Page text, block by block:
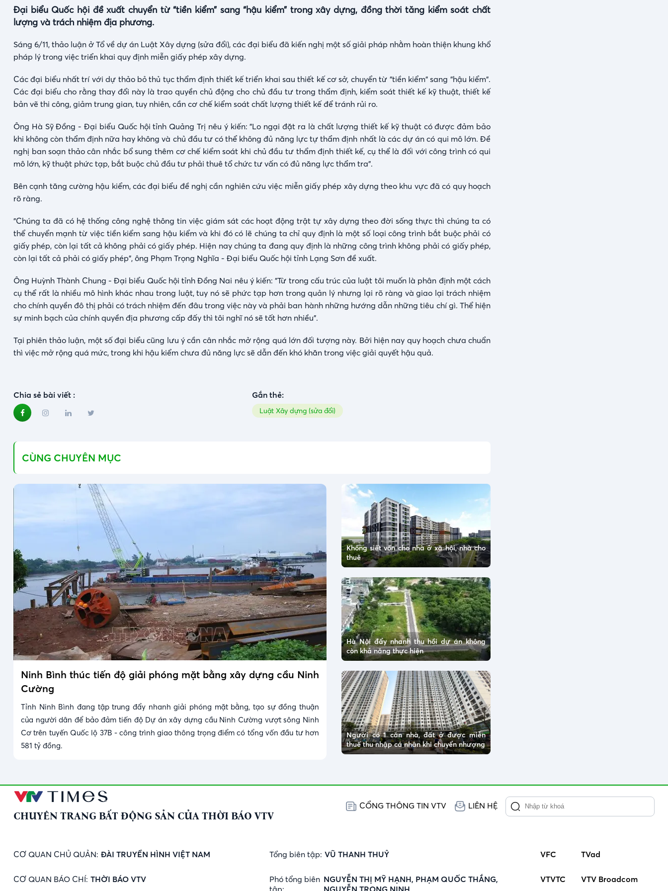
Time
Đại biểu Quốc hội đề xuất chuyển từ “tiền kiểm” sang “hậu kiểm” trong xây dựng, đồng thời tăng kiểm soát chất
lượng và trách nhiệm địa phương.
Sáng 6/11, thảo luận ở Tổ về dự án Luật Xây dựng (sửa đổi), các đại biểu đã kiến nghị một số giải pháp nhằm hoàn thiện khung khổ
pháp lý trong việc triển khai quy định miễn giấy phép xây dựng.
Các đại biểu nhất trí với dự thảo bỏ thủ tục thẩm định thiết kế triển khai sau thiết kế cơ sở, chuyển từ "tiền kiểm" sang "hậu kiểm".
Các đại biểu cho rằng thay đổi này là trao quyền chủ động cho chủ đầu tư trong thẩm định, kiểm soát thiết kế kỹ thuật, thiết kế
bản vẽ thi công, giảm trung gian, tuy nhiên, cần cơ chế kiểm soát chất lượng thiết kế để tránh rủi ro.
Ông Hà Sỹ Đồng - Đại biểu Quốc hội tỉnh Quảng Trị nêu ý kiến: "Lo ngại đặt ra là chất lượng thiết kế kỹ thuật có được đảm bảo
khi không còn thẩm định nữa hay không và chủ đầu tư có thể không đủ năng lực tự thẩm định nhất là các dự án có qui mô lớn. Đề
nghị ban soạn thảo cân nhắc bổ sung thêm cơ chế kiểm soát khi chủ đầu tư thẩm định thiết kế, cụ thể là đối với công trình có qui
mô lớn, kỹ thuật phức tạp, bắt buộc chủ đầu tư phải thuê tổ chức tư vấn có đủ năng lực thẩm tra".
Bên cạnh tăng cường hậu kiểm, các đại biểu đề nghị cần nghiên cứu việc miễn giấy phép xây dựng theo khu vực đã có quy hoạch
rõ ràng.
"Chúng ta đã có hệ thống công nghệ thông tin việc giám sát các hoạt động trật tự xây dựng theo đời sống thực thì chúng ta có
thể chuyển mạnh từ việc tiền kiểm sang hậu kiểm và khi đó có lẽ chúng ta chỉ quy định là một số loại công trình bắt buộc phải có
giấy phép, còn lại tất cả không phải có giấy phép. Hiện nay chúng ta đang quy định là những công trình không phải có giấy phép,
còn lại tất cả phải có giấy phép", ông Phạm Trọng Nghĩa - Đại biểu Quốc hội tỉnh Lạng Sơn đề xuất.
Ông Huỳnh Thành Chung - Đại biểu Quốc hội tỉnh Đồng Nai nêu ý kiến: "Từ trong cấu trúc của luật tôi muốn là phân định một cách
cụ thể rất là nhiều mô hình khác nhau trong luật, tuy nó sẽ phức tạp hơn trong quản lý nhưng lại rõ ràng và giao lại trách nhiệm
cho chính quyền đô thị phải có trách nhiệm đến đâu trong việc này và phải ban hành những hướng dẫn những tiêu chí gì. Thể hiện
sự minh bạch của chính quyền địa phương cấp đấy thì tôi nghĩ nó sẽ tốt hơn nhiều".
Tại phiên thảo luận, một số đại biểu cũng lưu ý cần cân nhắc mở rộng quá lớn đối tượng này. Bởi hiện nay quy hoạch chưa chuẩn
thì việc mở rộng quá mức, trong khi hậu kiểm chưa đủ năng lực sẽ dẫn đến khó khăn trong việc giải quyết hậu quả.
Chia sẻ bài viết : Gắn thẻ:
Luật Xây dựng (sửa đổi)
CÙNG CHUYÊN MỤC
Ninh Bình thúc tiến độ giải phóng mặt bằng xây dựng cầu Ninh
Cường
Tỉnh Ninh Bình đang tập trung đẩy nhanh giải phóng mặt bằng, tạo sự đồng thuận
của người dân để bảo đảm tiến độ Dự án xây dựng cầu Ninh Cường vượt sông Ninh
Cơ trên tuyến Quốc lộ 37B - công trình giao thông trọng điểm có tổng vốn đầu tư hơn
581 tỷ đồng.
Không siết vốn cho nhà ở xã hội, nhà cho
thuê
Hà Nội đẩy nhanh thu hồi dự án không
còn khả năng thực hiện
Người có 1 căn nhà, đất ở được miễn
thuế thu nhập cá nhân khi chuyển nhượng
CHUYÊN TRANG BẤT ĐỘNG SẢN CỦA THỜI BÁO VTV
CỔNG THÔNG TIN VTV LIÊN HỆ
CƠ QUAN CHỦ QUẢN: ĐÀI TRUYỀN HÌNH VIỆT NAM
CƠ QUAN BÁO CHÍ: THỜI BÁO VTV
Tổng biên tập: VŨ THANH THUỶ
Phó tổng biên
tập:
NGUYỄN THỊ MỸ HẠNH, PHẠM QUỐC THẮNG,
NGUYỄN TRỌNG NINH
VFC
VTVTC
TVad
VTV Broadcom